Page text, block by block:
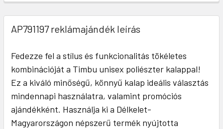
AP791197 reklámajándék leírás
Fedezze fel a stílus és funkcionalitás tökéletes
kombinációját a Timbu unisex poliészter kalappal!
Ez a kiváló minőségű, könnyű kalap ideális választás
mindennapi használatra, valamint promóciós
ajándékként. Használja ki a Délkelet-
Magyarországon népszerű termék nyújtotta